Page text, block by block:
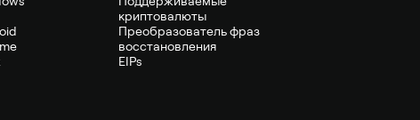
криптовалюты
Преобразователь фраз
восстановления
EIPs